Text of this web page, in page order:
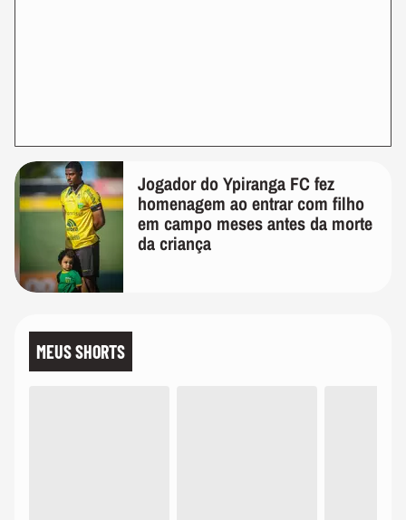
Jogador do Ypiranga FC fez
homenagem ao entrar com filho
em campo meses antes da morte
da criança
MEUS SHORTS